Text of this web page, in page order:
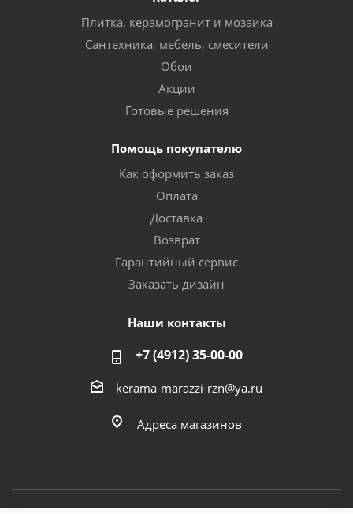
Плитка, керамогранит и мозаика
Сантехника, мебель, смесители
Обои
Акции
Готовые решения
Помощь покупателю
Как оформить заказ
Оплата
Доставка
Возврат
Гарантийный сервис
Заказать дизайн
Наши контакты
+7 (4912) 35-00-00
kerama-marazzi-rzn@ya.ru
Адреса магазинов